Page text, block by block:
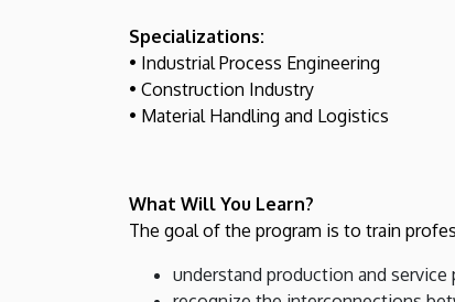
Specializations:
• Industrial Process Engineering
• Construction Industry
• Material Handling and Logistics
What Will You Learn?
The goal of the program is to train
understand production and